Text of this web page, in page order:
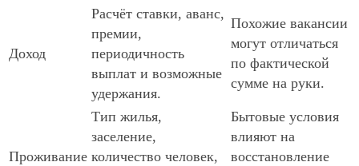
Доход
Расчёт ставки, аванс,
премии,
периодичность
выплат и возможные
удержания.
Похожие вакансии
могут отличаться
по фактической
сумме на руки.
Проживание
Тип жилья,
заселение,
количество человек,
Бытовые условия
влияют на
восстановление